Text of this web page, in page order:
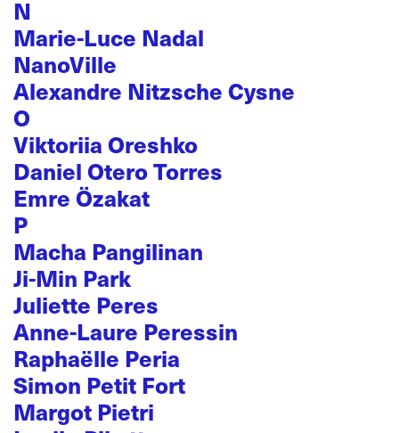
N
Marie-Luce Nadal
NanoVille
Alexandre Nitzsche Cysne
O
Viktoriia Oreshko
Daniel Otero Torres
Emre Özakat
P
Macha Pangilinan
Ji-Min Park
Juliette Peres
Anne-Laure Peressin
Raphaëlle Peria
Simon Petit Fort
Margot Pietri